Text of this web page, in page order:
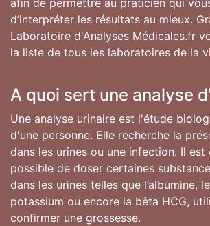
afin de permettre au praticien qui
d’interpréter les résultats au mieux.
Laboratoire d'Analyses Médicales.fr
la liste de tous les laboratoires de la
A quoi sert une analyse
Une analyse urinaire est l'étude
d'une personne. Elle recherche la
dans les urines ou une infection. Il est
possible de doser certaines
dans les urines telles que l’albumine,
potassium ou encore la bêta HCG,
confirmer une grossesse.